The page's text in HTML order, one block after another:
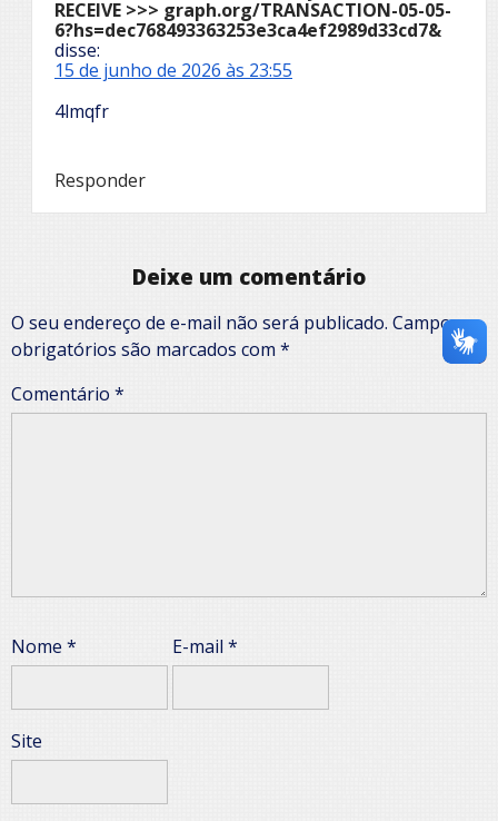
RECEIVE >>> graph.org/TRANSACTION-05-05-
6?hs=dec768493363253e3ca4ef2989d33cd7&
disse:
15 de junho de 2026 às 23:55
4lmqfr
Responder
Deixe um comentário
O seu endereço de e-mail não será publicado. Campos
obrigatórios são marcados com *
Comentário *
Nome * E-mail *
Site